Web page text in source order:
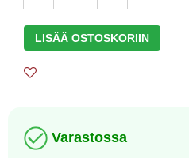
LISÄÄ OSTOSKORIIN
Varastossa